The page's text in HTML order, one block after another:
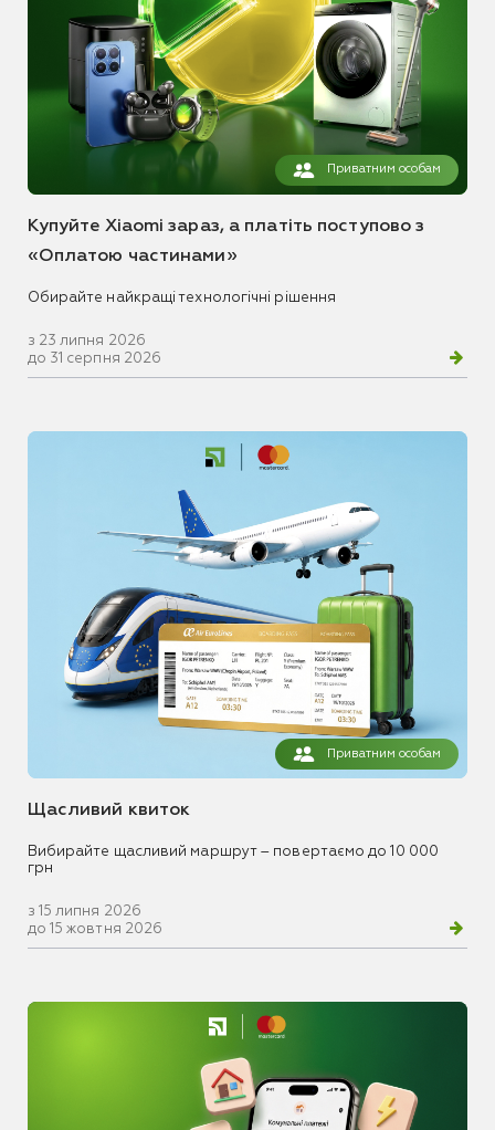
Приватним особам
Купуйте Xiaomi зараз, а платіть поступово з
«Оплатою частинами»
Обирайте найкращі технологічні рішення
з 23 липня 2026
до 31 серпня 2026
Приватним особам
Щасливий квиток
Вибирайте щасливий маршрут – повертаємо до 10 000
грн
з 15 липня 2026
до 15 жовтня 2026